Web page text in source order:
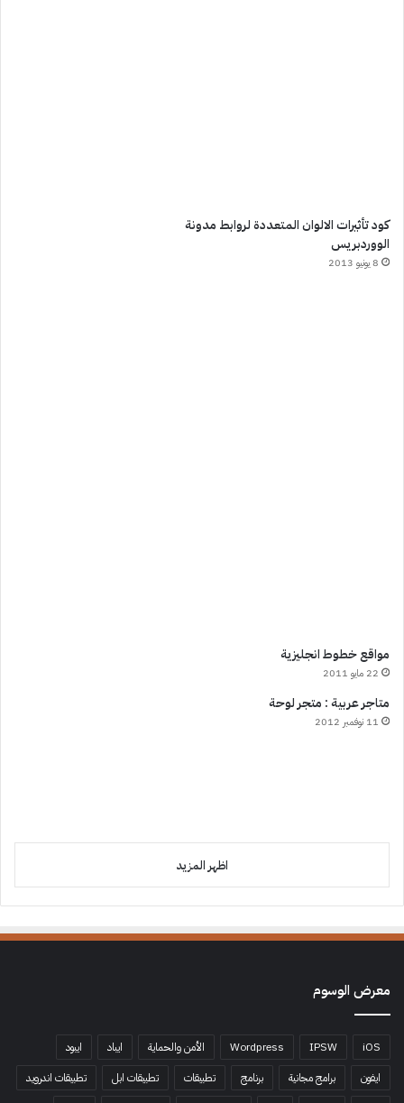
كود تأثيرات الالوان المتعددة لروابط مدونة
الووردبريس
8 يونيو 2013
مواقع خطوط انجليزية
22 مايو 2011
متاجر عربية : متجر لوحة
11 نوفمبر 2012
اظهر المزيد
معرض الوسوم
iOS
IPSW
Wordpress الأمن والحماية ايباد
ايبود
ايفون
برامج مجانية برنامج تطبيقات تطبيقات ابل
تطبيقات اندرويد